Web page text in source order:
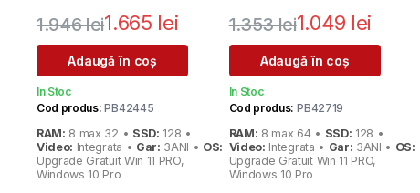
1.946lei
Prețul
inițial
a
fost:
1.946 lei.
1.665 lei
Prețul
curent
este:
1.665 lei.
Adaugă în coș
In Stoc
Cod produs: PB42445
RAM: 8 max 32 • SSD: 128 •
Video: Integrata • Gar: 3ANI • OS:
Upgrade Gratuit Win 11 PRO,
Windows 10 Pro
1.353lei
Prețul
inițial
a
fost:
1.353 lei.
1.049 lei
Prețul
curent
este:
1.049 lei.
Adaugă în coș
In Stoc
Cod produs: PB42719
RAM: 8 max 64 • SSD: 128 •
Video: Integrata • Gar: 3ANI • OS:
Upgrade Gratuit Win 11 PRO,
Windows 10 Pro